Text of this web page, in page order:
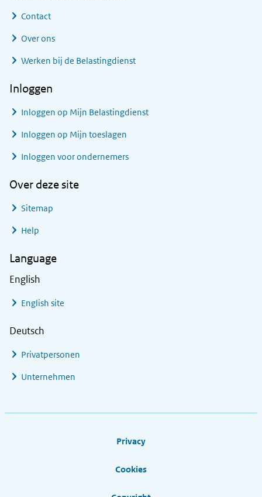
Contact
Over ons
Werken bij de Belastingdienst
Inloggen
Inloggen op Mijn Belastingdienst
Inloggen op Mijn toeslagen
Inloggen voor ondernemers
Over deze site
Sitemap
Help
Language
English
English site
Deutsch
Privatpersonen
Unternehmen
Privacy
Cookies